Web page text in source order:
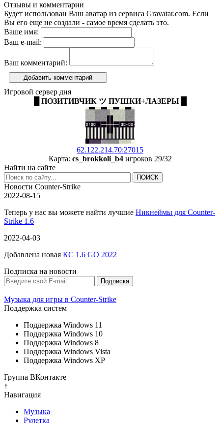
Отзывы и комментарии
Будет использован Ваш аватар из сервиса Gravatar.com. Если
Вы его еще не создали - самое время сделать это.
Ваше имя:
Ваш e-mail:
Ваш комментарий:
Добавить комментарий
Игровой сервер дня
█ ПОЗИТИВЧИК ツ ПУШКИ+ЛАЗЕРЫ █
62.122.214.70:27015
Карта: cs_brokkoli_b4игроков 29/32
Найти на сайте
Новости Counter-Strike
2022-08-15
Теперь у нас вы можете найти лучшие Никнеймы для Counter-
Strike 1.6
2022-04-03
Добавлена новая КС 1.6 GO 2022
Подписка на новости
Музыка для игры в Counter-Strike
Поддержка систем
Поддержка Windows 11
Поддержка Windows 10
Поддержка Windows 8
Поддержка Windows Vista
Поддержка Windows XP
Группа ВКонтакте
↑
Навигация
Музыка
Рулетка